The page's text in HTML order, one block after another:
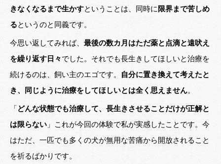
きなくなるまで生かすということは、同時に限界まで苦しめ
るというのと同義です。
今思い返してみれば、 最後の数カ月はただ薬と点滴と遠吠え
を繰り返す日々でした。それでも長生きしてほしいと治療を
続けるのは、飼い主のエゴです。
自分に置き換えて考えたと
き、同じように治療をしてほしいとは全く思えません。
「 どんな状態でも治療して、長生きさせることだけが正解と
は限らない 」これが今回の体験で私が実感したことです。今
はただ、一匹でも多くの犬が無用な苦痛から開放されること
を祈るばかりです。